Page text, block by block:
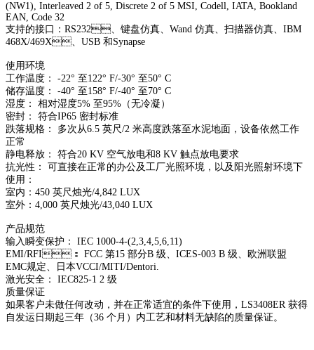
(NW1), Interleaved 2 of 5, Discrete 2 of 5 MSI, Codell, IATA, Bookland
EAN, Code 32
支持的接口：RS232、键盘仿真、Wand 仿真、扫描器仿真、IBM
468X/469X、USB 和Synapse
使用环境
工作温度： -22° 至122° F/-30° 至50° C
储存温度： -40° 至158° F/-40° 至70° C
湿度： 相对湿度5% 至95%（无冷凝）
密封： 符合IP65 密封标准
跌落规格： 多次从6.5 英尺/2 米高度跌落至水泥地面，设备依然工作
正常
静电释放： 符合20 KV 空气放电和8 KV 触点放电要求
抗光性： 可直接在正常的办公及工厂光照环境，以及阳光照射环境下
使用：
室内：450 英尺烛光/4,842 LUX
室外：4,000 英尺烛光/43,040 LUX
产品规范
输入瞬变保护： IEC 1000-4-(2,3,4,5,6,11)
EMI/RFI： FCC 第15 部分B 级、ICES-003 B 级、欧洲联盟
EMC规定、日本VCCI/MITI/Dentori.
激光安全： IEC825-1 2 级
质量保证
如果客户未做任何改动，并在正常适宜的条件下使用，LS3408ER 获得
自发运日期起三年（36 个月）内工艺和材料无缺陷的质量保证。